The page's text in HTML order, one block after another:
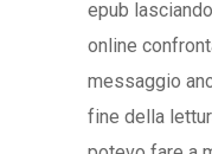
epub
online
messaggio
fine della